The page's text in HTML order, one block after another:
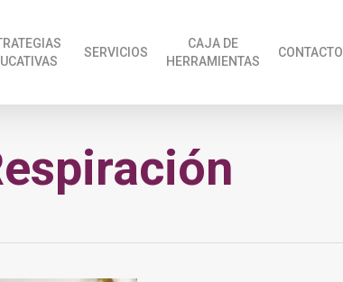
SERVICIOS
CAJA DE
HERRAMIENTAS
CONTACTO